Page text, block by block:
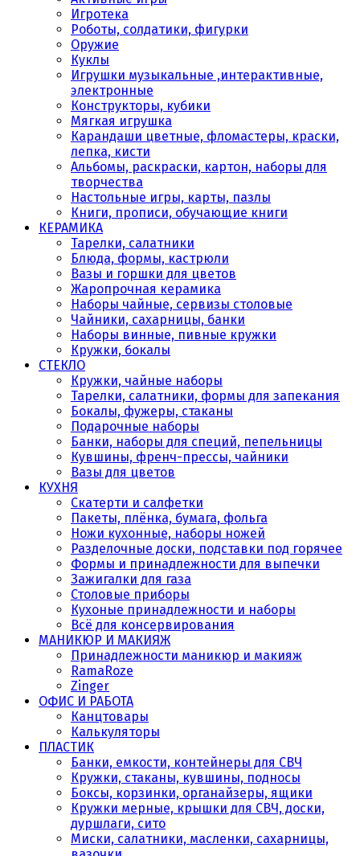
Игротека
Роботы, солдатики, фигурки
Оружие
Куклы
Игрушки музыкальные ,интерактивные,
электронные
Конструкторы, кубики
Мягкая игрушка
Карандаши цветные, фломастеры, краски,
лепка, кисти
Альбомы, раскраски, картон, наборы для
творчества
Настольные игры, карты, пазлы
Книги, прописи, обучающие книги
КЕРАМИКА
Тарелки, салатники
Блюда, формы, кастрюли
Вазы и горшки для цветов
Жаропрочная керамика
Наборы чайные, сервизы столовые
Чайники, сахарницы, банки
Наборы винные, пивные кружки
Кружки, бокалы
СТЕКЛО
Кружки, чайные наборы
Тарелки, салатники, формы для запекания
Бокалы, фужеры, стаканы
Подарочные наборы
Банки, наборы для специй, пепельницы
Кувшины, френч-прессы, чайники
Вазы для цветов
КУХНЯ
Скатерти и салфетки
Пакеты, плёнка, бумага, фольга
Ножи кухонные, наборы ножей
Разделочные доски, подставки под горячее
Формы и принадлежности для выпечки
Зажигалки для газа
Столовые приборы
Кухоные принадлежности и наборы
Всё для консервирования
МАНИКЮР И МАКИЯЖ
Принадлежности маникюр и макияж
RamaRoze
Zinger
ОФИС И РАБОТА
Канцтовары
Калькуляторы
ПЛАСТИК
Банки, емкости, контейнеры для СВЧ
Кружки, стаканы, кувшины, подносы
Боксы, корзинки, органайзеры, ящики
Кружки мерные, крышки для СВЧ, доски,
дуршлаги, сито
Миски, салатники, масленки, сахарницы,